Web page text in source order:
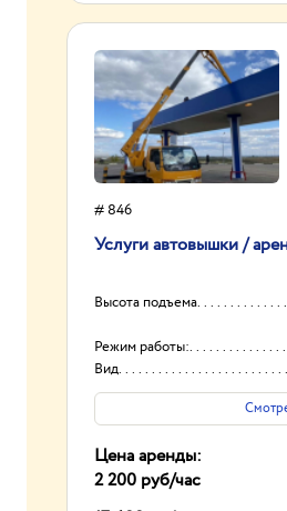
# 846
Услуги автовышки /
Высота подъема
Режим работы:
Вид
Оборудование
Цена аренды:
2 200 руб/час